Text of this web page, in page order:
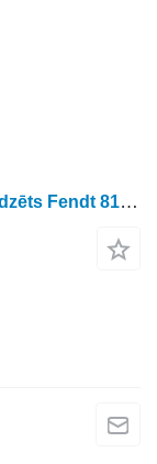
Maximus RCC447 eļļas dzesētājs paredzēts Fendt 819 VARIO SCR, 822 VARIO SCR, 824 VARIO SCR, 826 VARIO SCR, 828 VARIO SCR, KATANA 65 S4, KATANA 65 riteņtraktora